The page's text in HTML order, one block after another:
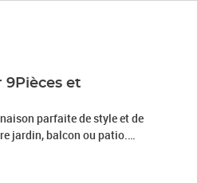
9Pièces et
parfaite de style et de
jardin, balcon ou patio.
et à faible entretien, ce